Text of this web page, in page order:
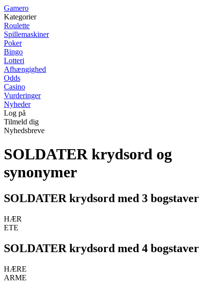
Gamero
Kategorier
Roulette
Spillemaskiner
Poker
Bingo
Lotteri
Afhængighed
Odds
Casino
Vurderinger
Nyheder
Log på
Tilmeld dig
Nyhedsbreve
SOLDATER krydsord og
synonymer
SOLDATER krydsord med 3 bogstaver
HÆR
ETE
SOLDATER krydsord med 4 bogstaver
HÆRE
ARME